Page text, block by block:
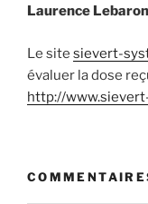
Laurence Lebaron
Le site sievert-
évaluer la dose
http://